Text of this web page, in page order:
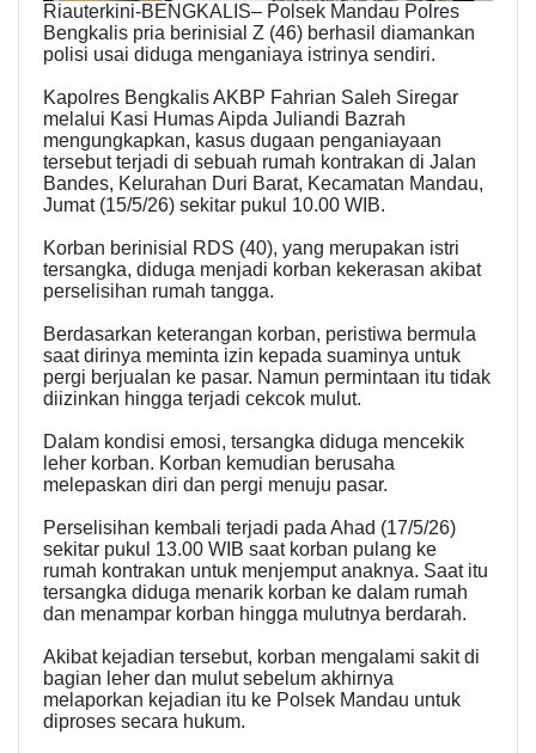
Riauterkini-BENGKALIS– Polsek Mandau Polres
Bengkalis pria berinisial Z (46) berhasil diamankan
polisi usai diduga menganiaya istrinya sendiri.
Kapolres Bengkalis AKBP Fahrian Saleh Siregar
melalui Kasi Humas Aipda Juliandi Bazrah
mengungkapkan, kasus dugaan penganiayaan
tersebut terjadi di sebuah rumah kontrakan di Jalan
Bandes, Kelurahan Duri Barat, Kecamatan Mandau,
Jumat (15/5/26) sekitar pukul 10.00 WIB.
Korban berinisial RDS (40), yang merupakan istri
tersangka, diduga menjadi korban kekerasan akibat
perselisihan rumah tangga.
Berdasarkan keterangan korban, peristiwa bermula
saat dirinya meminta izin kepada suaminya untuk
pergi berjualan ke pasar. Namun permintaan itu tidak
diizinkan hingga terjadi cekcok mulut.
Dalam kondisi emosi, tersangka diduga mencekik
leher korban. Korban kemudian berusaha
melepaskan diri dan pergi menuju pasar.
Perselisihan kembali terjadi pada Ahad (17/5/26)
sekitar pukul 13.00 WIB saat korban pulang ke
rumah kontrakan untuk menjemput anaknya. Saat itu
tersangka diduga menarik korban ke dalam rumah
dan menampar korban hingga mulutnya berdarah.
Akibat kejadian tersebut, korban mengalami sakit di
bagian leher dan mulut sebelum akhirnya
melaporkan kejadian itu ke Polsek Mandau untuk
diproses secara hukum.